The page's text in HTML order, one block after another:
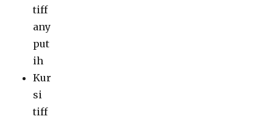
tiff
any
put
ih
Kur
si
tiff